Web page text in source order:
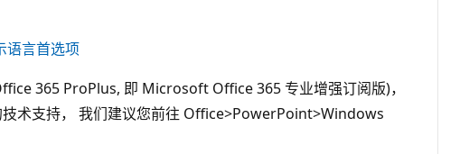
语言首选项
365 ProPlus, 即 Microsoft Office 365 专业增强订阅版)，
术支持， 我们建议您前往 Office>PowerPoint>Windows